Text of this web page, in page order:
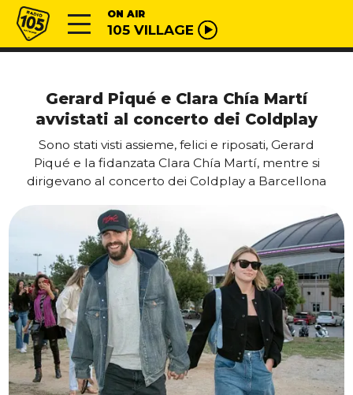
Vai al contenuto
Radio 105 ON AIR
105 VILLAGE
Gerard Piqué e Clara Chía Martí
avvistati al concerto dei Coldplay
Sono stati visti assieme, felici e riposati, Gerard
Piqué e la fidanzata Clara Chía Martí, mentre si
dirigevano al concerto dei Coldplay a Barcellona